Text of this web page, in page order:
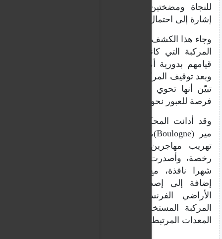
للنجاة ومضختين يدويتين داخل المركبة، في
إشارة إلى احتمال الاستعداد لعبور بحري لاحق.
وجاء هذا الكشف بعد أن اشتبه عناصر الدرك في
المركبة التي كانت محمّلة بشكل مفرط أثناء
قيامهم بدورية أمنية روتينية في أواخر الصباح.
وبعد توقيف المركبة وطلب فتح الأبواب الخلفية،
تبيّن أنها تحوي عشرات المهاجرين في انتظار
فرصة للعبور نحو المملكة المتحدة.
وقد أدانت المحكمة الجنائية، في بولوني سور
مير (Boulogne)، السائق بتهمة المساعدة في
تهريب مهاجرين غير نظاميين والقيادة دون
شهرا نافذة، مع الإبقاء عليه رهن التوقيف،
إضافة إلى إصدار قرار بالطرد النهائي من
الأراضي الفرنسية. كما صادرت السلطات
المركبة المستخدمة في النقل، بالإضافة إلى
المعدات المرتبطة بها.